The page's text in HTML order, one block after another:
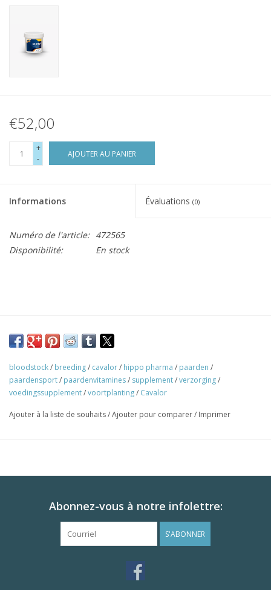
€52,00
+
-
AJOUTER AU PANIER
Informations Évaluations (0)
Numéro de l'article: 472565
Disponibilité:
En stock
bloodstock/ breeding/ cavalor/ hippo pharma / paarden /
paardensport/ paardenvitamines/ supplement/verzorging/
voedingssupplement/voortplanting/ Cavalor
Ajouter à la liste de souhaits/Ajouter pour comparer/ Imprimer
Abonnez-vous à notre infolettre:
S'ABONNER